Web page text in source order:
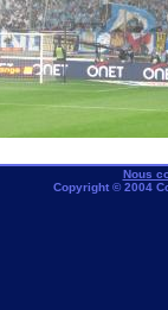
Nous
Copyright © 2004